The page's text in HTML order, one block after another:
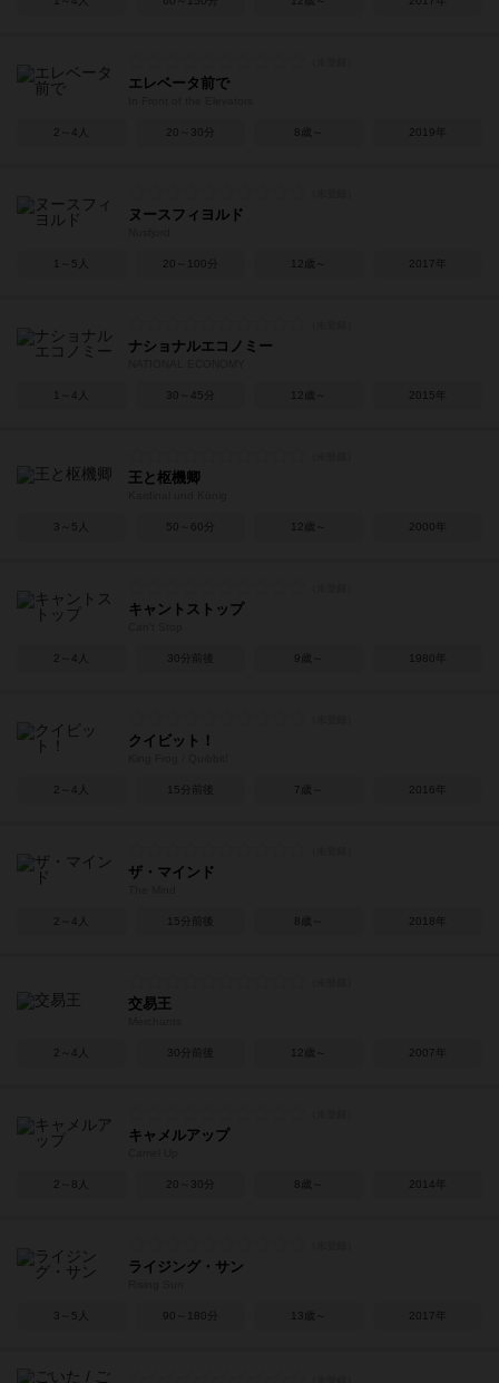
エレベータ前で
2～4人 20～30分 8歳～ 2019年
ヌースフィヨルド
1～5人 20～100分 12歳～ 2017年
ナショナルエコノミー
1～4人 30～45分 12歳～ 2015年
王と枢機卿
3～5人 50～60分 12歳～ 2000年
キャントストップ
2～4人 30分前後 9歳～ 1980年
クイビット！
2～4人 15分前後 7歳～ 2016年
ザ・マインド
2～4人 15分前後 8歳～ 2018年
交易王
2～4人 30分前後 12歳～ 2007年
キャメルアップ
2～8人 20～30分 8歳～ 2014年
ライジング・サン
3～5人 90～180分 13歳～ 2017年